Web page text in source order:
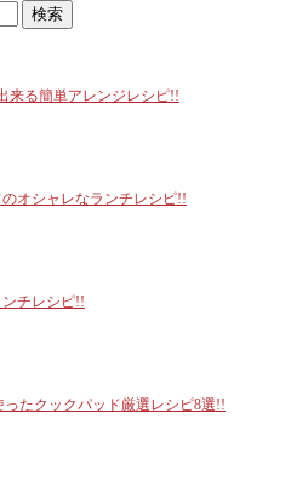
来る簡単アレンジレシピ!!
オシャレなランチレシピ!!
チレシピ!!
たクックパッド厳選レシピ8選!!